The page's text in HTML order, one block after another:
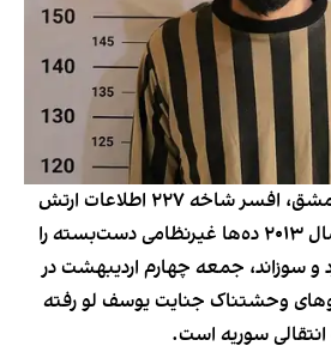
آدمکش محله تضامن دمشق، افسر شاخه ۲۲۷ اطلاعات ارتش
سوریه که در ماه آپریل سال ۲۰۱۳ ده‌ها غیرنظامی دست‌بسته را
و سوزاند، جمعه چهارم اردیبهشت در
وحشتناک جنایت یوسف لو رفته
انتقالی سوریه است.